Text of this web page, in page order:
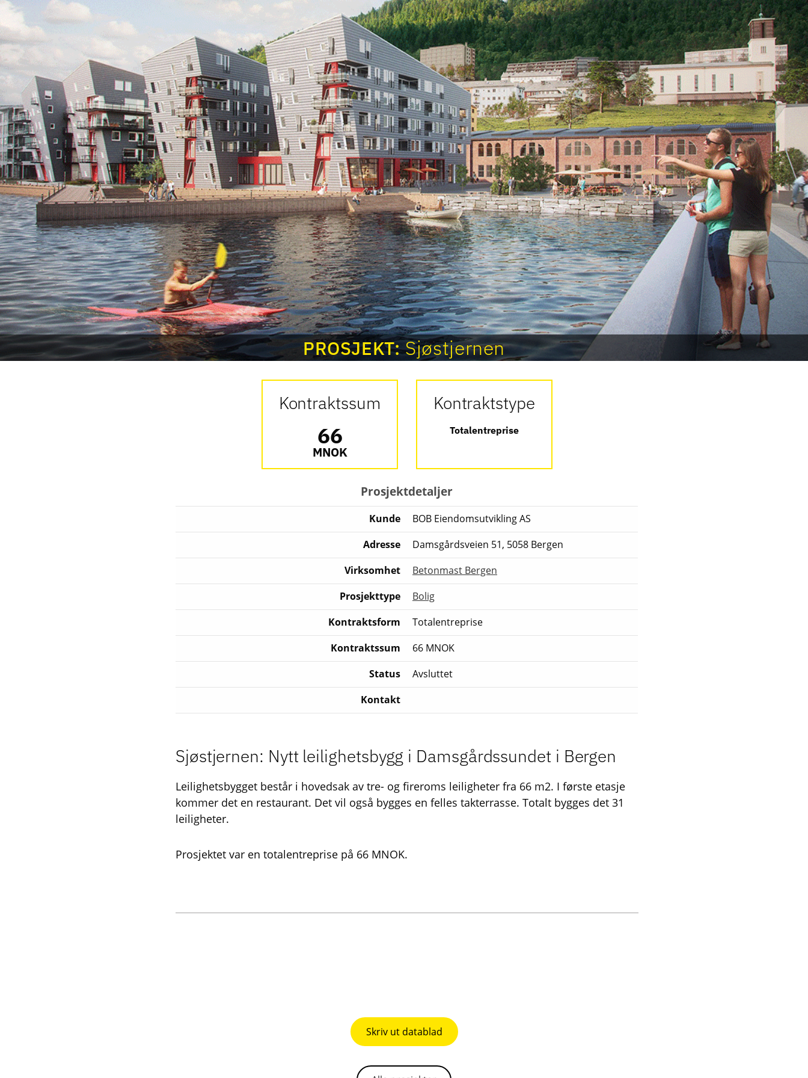
PROSJEKT:Sjøstjernen
Kontraktssum
66
MNOK
Kontraktstype
Totalentreprise
Prosjektdetaljer
Kunde
BOB Eiendomsutvikling AS
Adresse
Damsgårdsveien 51, 5058 Bergen
Virksomhet
Betonmast Bergen
Prosjekttype
Bolig
Kontraktsform
Totalentreprise
Kontraktssum
66 MNOK
Status
Avsluttet
Kontakt
Sjøstjernen: Nytt leilighetsbygg i Damsgårdssundet i Bergen
Leilighetsbygget består i hovedsak av tre- og fireroms leiligheter fra 66 m2. I første etasje
kommer det en restaurant. Det vil også bygges en felles takterrasse. Totalt bygges det 31
leiligheter.
Prosjektet var en totalentreprise på 66 MNOK.
Skriv ut datablad